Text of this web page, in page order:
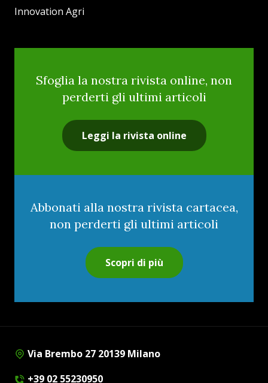
Innovation Agri
Sfoglia la nostra rivista online, non
perderti gli ultimi articoli
Leggi la rivista online
Abbonati alla nostra rivista cartacea,
non perderti gli ultimi articoli
Scopri di più
Via Brembo 27 20139 Milano
+39 02 55230950